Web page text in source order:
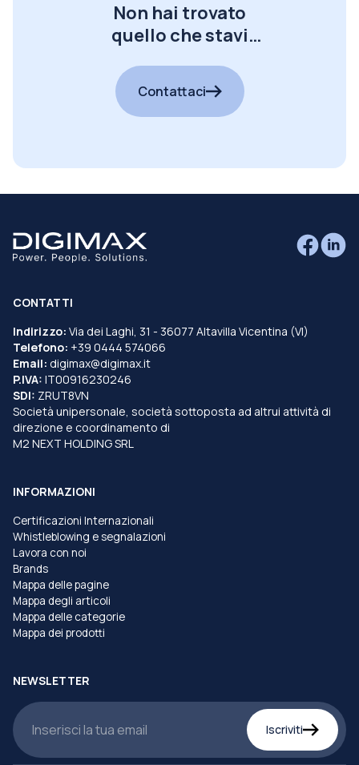
Non hai trovato
quello che stavi
Contattaci
CONTATTI
Indirizzo: Via dei Laghi, 31 - 36077 Altavilla Vicentina (VI)
Telefono: +39 0444 574066
Email: digimax@digimax.it
P.IVA: IT00916230246
SDI: ZRUT8VN
Società unipersonale, società sottoposta ad altrui attività di
direzione e coordinamento di
M2 NEXT HOLDING SRL
INFORMAZIONI
Certificazioni Internazionali
Whistleblowing e segnalazioni
Lavora con noi
Brands
Mappa delle pagine
Mappa degli articoli
Mappa delle categorie
Mappa dei prodotti
NEWSLETTER
Iscriviti